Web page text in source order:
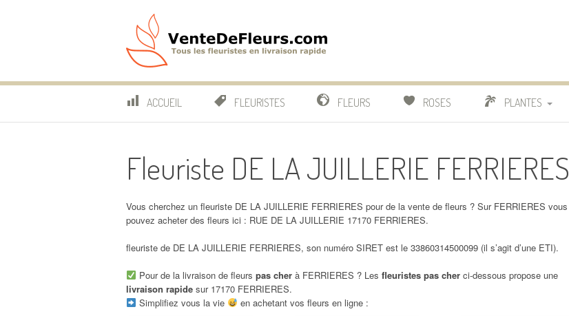
VenteDeFleurs.com
ACCUEIL FLEURISTES FLEURS ROSES PLANTES
CACTUS
BONSAI
Fleuriste DE LA JUILLERIE FERRIERES
Vous cherchez un fleuriste DE LA JUILLERIE FERRIERES pour de la vente de fleurs ? Sur FERRIERES vous
pouvez acheter des fleurs ici : RUE DE LA JUILLERIE 17170 FERRIERES.
fleuriste de DE LA JUILLERIE FERRIERES, son numéro SIRET est le 33860314500099 (il s’agit d’une ETI).
Pour de la livraison de fleurs pas cherà FERRIERES ? Les fleuristes pas cher ci-dessous propose une
livraison rapide sur 17170 FERRIERES.
Simplifiez vous la vie
en achetant vos fleurs en ligne :